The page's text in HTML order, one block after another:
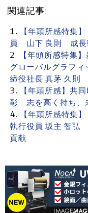
関連記事:
【年頭所感特集
員 山下 良則 成長
【年頭所感特集
グローバルグラフ
締役社長 真茅 久則
【年頭所感】
彰 志を高く持ち、
【年頭所感特集
執行役員 坂主 智弘
貢献